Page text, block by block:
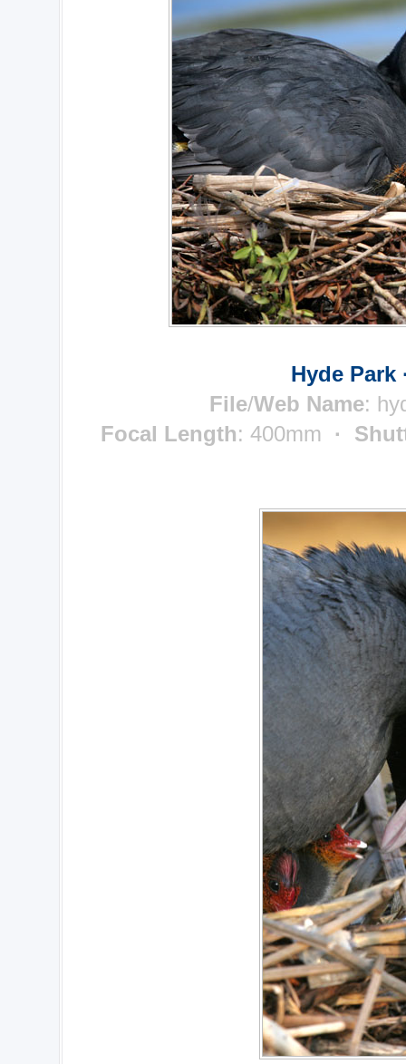
Hyde Park
File/Web Name:
Focal Length: 400mm ·